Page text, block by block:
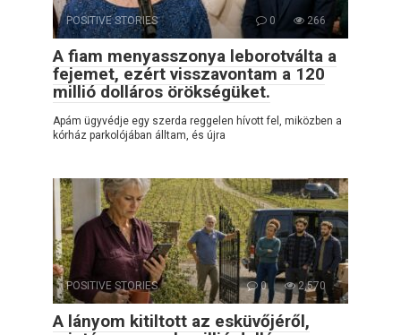
POSITIVE STORIES 0 266
A fiam menyasszonya leborotválta a
fejemet, ezért visszavontam a 120
millió dolláros örökségüket.
Apám ügyvédje egy szerda reggelen hívott fel, miközben a
kórház parkolójában álltam, és újra
POSITIVE STORIES 0 2,570
A lányom kitiltott az esküvőjéről,